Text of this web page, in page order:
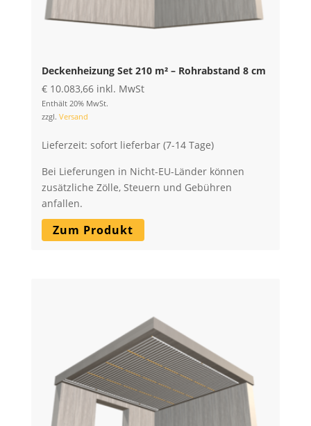
Deckenheizung Set 210 m² – Rohrabstand 8 cm
€10.083,66 inkl. MwSt
Enthält 20% MwSt.
zzgl. Versand
Lieferzeit: sofort lieferbar (7-14 Tage)
Bei Lieferungen in Nicht-EU-Länder können
zusätzliche Zölle, Steuern und Gebühren
anfallen.
Zum Produkt